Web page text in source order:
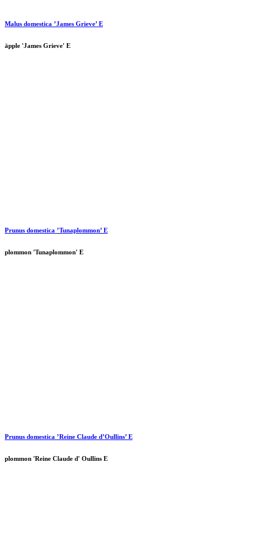
Malus domestica ’James Grieve’ E
äpple 'James Grieve' E
Prunus domestica ’Tunaplommon’ E
plommon 'Tunaplommon' E
Prunus domestica ’Reine Claude d’Oullins’ E
plommon 'Reine Claude d' Oullins E